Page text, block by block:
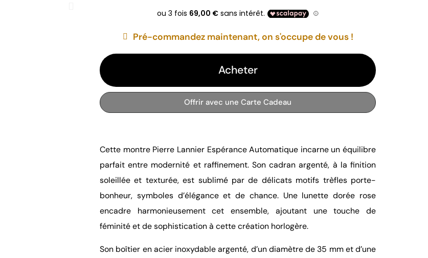
Pré-commandez maintenant, on s'occupe de vous !
Acheter
Offrir avec une Carte Cadeau
Cette montre Pierre Lannier Espérance Automatique incarne un équilibre
parfait entre modernité et raffinement. Son cadran argenté, à la finition
soleillée et texturée, est sublimé par de délicats motifs trèfles porte-
bonheur, symboles d’élégance et de chance. Une lunette dorée rose
encadre harmonieusement cet ensemble, ajoutant une touche de
féminité et de sophistication à cette création horlogère.
Son boîtier en acier inoxydable argenté, d’un diamètre de 35 mm et d’une